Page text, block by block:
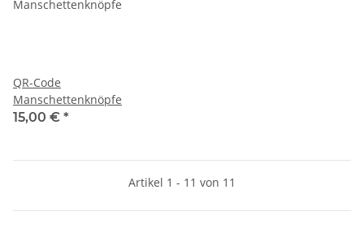
QR-Code
Manschettenknöpfe
15,00 € *
Artikel 1 - 11 von 11